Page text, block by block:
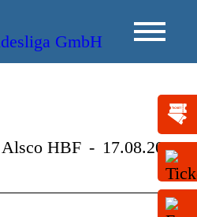
Alsco HBF - 17.08.2015